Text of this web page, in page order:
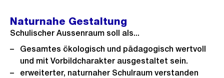
Naturnahe Gestaltung
Schulischer Aussenraum soll als...
Gesamtes ökologisch und pädagogisch wertvoll
und mit Vorbildcharakter ausgestaltet sein.
erweiterter, naturnaher Schulraum verstanden